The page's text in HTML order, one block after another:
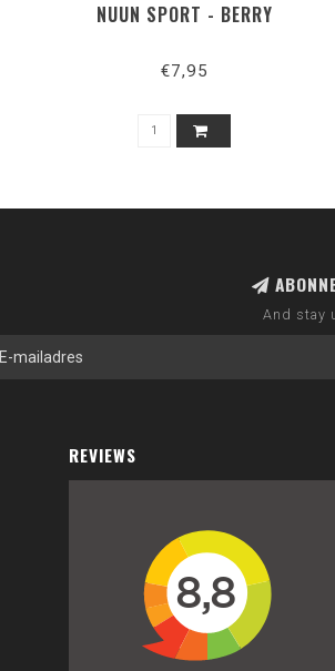
NUUN SPORT - BERRY
€7,95
And stay
REVIEWS